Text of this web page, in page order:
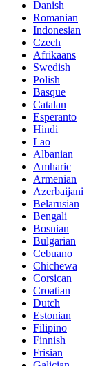
Danish
Romanian
Indonesian
Czech
Afrikaans
Swedish
Polish
Basque
Catalan
Esperanto
Hindi
Lao
Albanian
Amharic
Armenian
Azerbaijani
Belarusian
Bengali
Bosnian
Bulgarian
Cebuano
Chichewa
Corsican
Croatian
Dutch
Estonian
Filipino
Finnish
Frisian